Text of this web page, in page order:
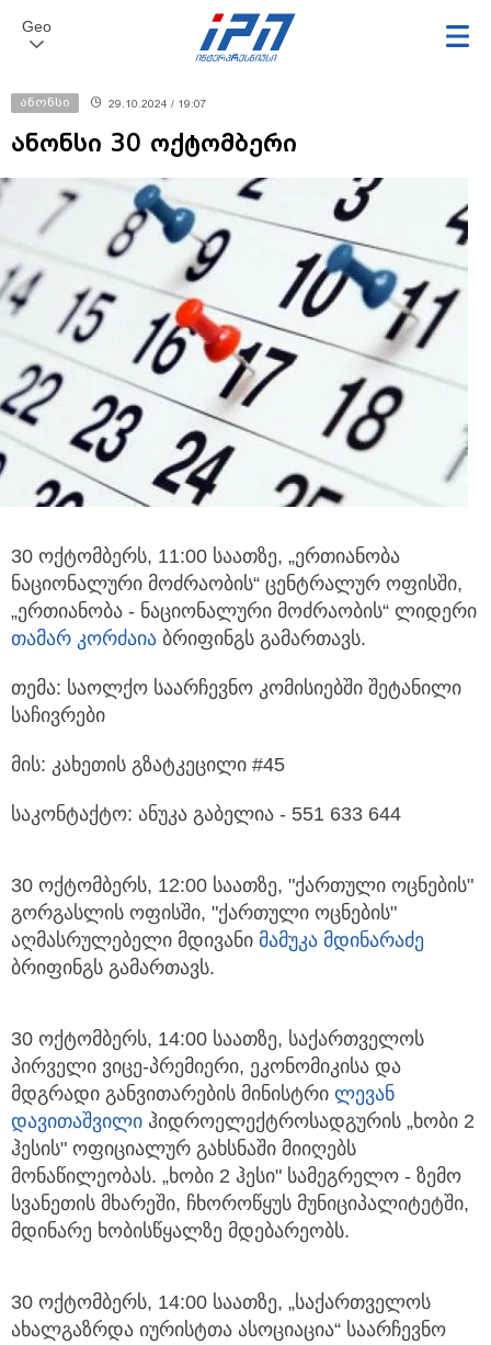
Geo
ანონსი 29.10.2024 / 19:07
ანონსი 30 ოქტომბერი
30 ოქტომბერს, 11:00 საათზე, „ერთიანობა
ნაციონალური მოძრაობის“ ცენტრალურ ოფისში,
„ერთიანობა - ნაციონალური მოძრაობის“ ლიდერი
თამარ კორძაია ბრიფინგს გამართავს.
თემა: საოლქო საარჩევნო კომისიებში შეტანილი
საჩივრები
მის: კახეთის გზატკეცილი #45
საკონტაქტო: ანუკა გაბელია - 551 633 644
30 ოქტომბერს, 12:00 საათზე, "ქართული ოცნების"
გორგასლის ოფისში, "ქართული ოცნების"
აღმასრულებელი მდივანი მამუკა მდინარაძე
ბრიფინგს გამართავს.
30 ოქტომბერს, 14:00 საათზე, საქართველოს
პირველი ვიცე-პრემიერი, ეკონომიკისა და
მდგრადი განვითარების მინისტრი ლევან
დავითაშვილი ჰიდროელექტროსადგურის „ხობი 2
ჰესის" ოფიციალურ გახსნაში მიიღებს
მონაწილეობას. „ხობი 2 ჰესი" სამეგრელო - ზემო
სვანეთის მხარეში, ჩხოროწყუს მუნიციპალიტეტში,
მდინარე ხობისწყალზე მდებარეობს.
30 ოქტომბერს, 14:00 საათზე, „საქართველოს
ახალგაზრდა იურისტთა ასოციაცია“ საარჩევნო